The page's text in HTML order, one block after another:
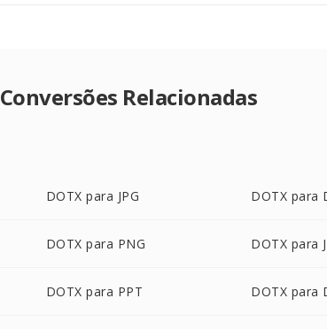
Conversões Relacionadas
DOTX para JPG DOTX para
DOTX para PNG DOTX para
DOTX para PPT DOTX para